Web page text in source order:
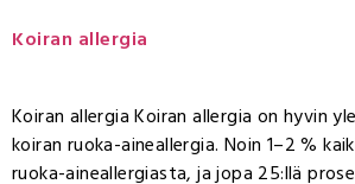
Koiran allergia
Koiran allergia Koiran allergia on hyvin
koiran ruoka-aineallergia. Noin 1–2 %
ruoka-aineallergiasta, ja jopa 25:llä